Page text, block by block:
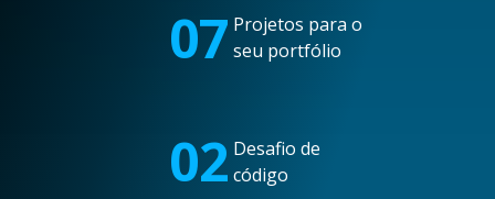
07 Projetos para o
seu portfólio
02 Desafio de
código